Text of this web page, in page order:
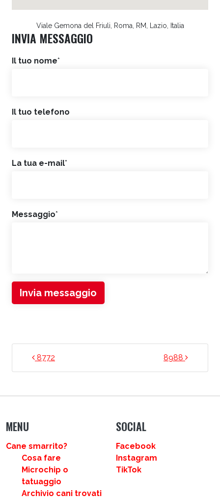
Viale Gemona del Friuli, Roma, RM, Lazio, Italia
INVIA MESSAGGIO
Il tuo nome*
Il tuo telefono
La tua e-mail*
Messaggio*
Invia messaggio
NAVIGAZIONE ARTICOLI
8772 8988
MENU
Cane smarrito?
Cosa fare
Microchip o
tatuaggio
Archivio cani trovati
SOCIAL
Facebook
Instagram
TikTok